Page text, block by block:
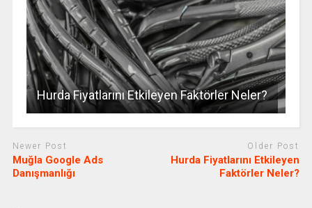
Hurda Fiyatlarını Etkileyen Faktörler Neler?
Newer Post
Muğla Google Ads
Danışmanlığı
Older Post
Hurda Fiyatlarını Etkileyen
Faktörler Neler?